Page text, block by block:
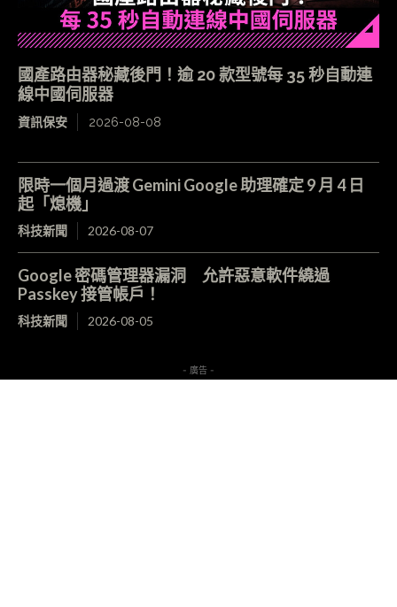
國產路由器秘藏後門！逾 20 款型號每 35 秒自動連
線中國伺服器
資訊保安 2026-08-08
限時一個月過渡 Gemini Google 助理確定 9 月 4 日
起「熄機」
科技新聞 2026-08-07
Google 密碼管理器漏洞 允許惡意軟件繞過
Passkey 接管帳戶！
科技新聞 2026-08-05
- 廣告 -